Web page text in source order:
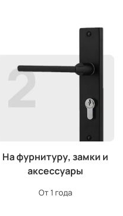
На фурнитуру, замки и
аксессуары
От 1 года